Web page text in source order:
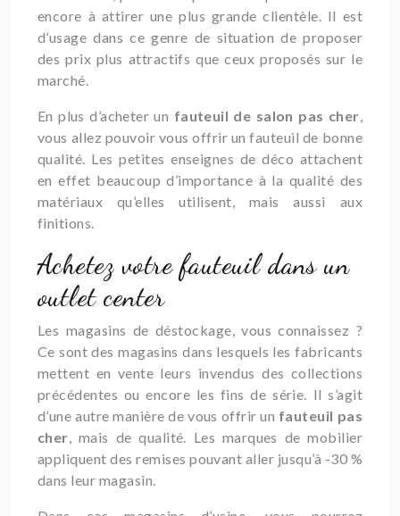
encore à attirer une plus grande clientèle. Il est
d’usage dans ce genre de situation de proposer
des prix plus attractifs que ceux proposés sur le
marché.
En plus d’acheter un fauteuil de salon pas cher,
vous allez pouvoir vous offrir un fauteuil de bonne
qualité. Les petites enseignes de déco attachent
en effet beaucoup d’importance à la qualité des
matériaux qu’elles utilisent, mais aussi aux
finitions.
Achetez votre fauteuil dans un
outlet center
Les magasins de déstockage, vous connaissez ?
Ce sont des magasins dans lesquels les fabricants
mettent en vente leurs invendus des collections
précédentes ou encore les fins de série. Il s’agit
d’une autre manière de vous offrir un fauteuil pas
cher, mais de qualité. Les marques de mobilier
appliquent des remises pouvant aller jusqu’à -30 %
dans leur magasin.